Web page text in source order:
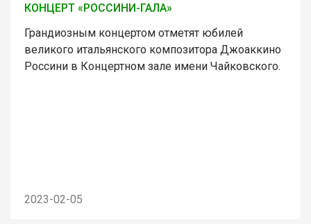
КОНЦЕРТ «РОССИНИ-ГАЛА»
Грандиозным концертом отметят юбилей
великого итальянского композитора Джоаккино
Россини в Концертном зале имени Чайковского.
2023-02-05